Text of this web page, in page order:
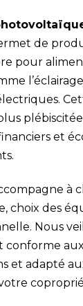
de
pour
et
à
choix des
Nous
conforme aux
et adapté